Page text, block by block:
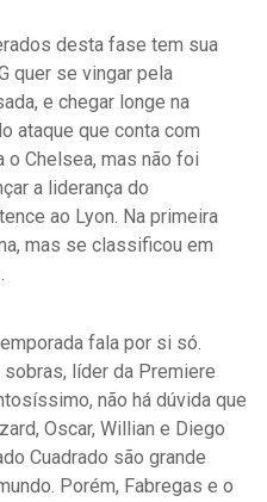
desta fase tem sua
quer se vingar pela
e chegar longe na
ataque que conta com
o Chelsea, mas não foi
a liderança do
ao Lyon. Na primeira
mas se classificou em
fala por si só.
líder da Premiere
não há dúvida que
Oscar, Willian e Diego
Cuadrado são grande
Porém, Fabregas e o